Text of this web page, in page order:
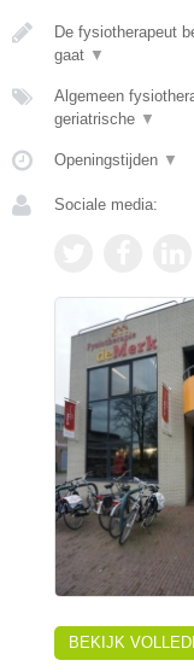
De fysiotherapeut
gaat ▼
Algemeen
geriatrische ▼
Openingstijden ▼
Sociale media:
BEKIJK